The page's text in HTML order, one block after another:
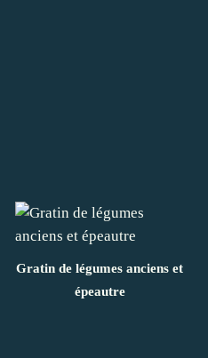
Gratin de légumes anciens et
épeautre